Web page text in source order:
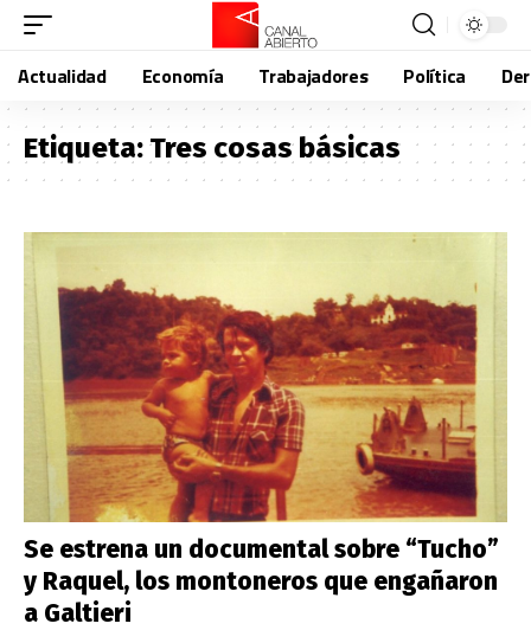
Actualidad Economía Trabajadores Política
Etiqueta:Tres cosas básicas
Se estrena un documental sobre “Tucho”
y Raquel, los montoneros que engañaron
a Galtieri